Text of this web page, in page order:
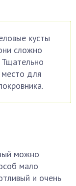
кусты
сложно
для
можно
мало
и очень